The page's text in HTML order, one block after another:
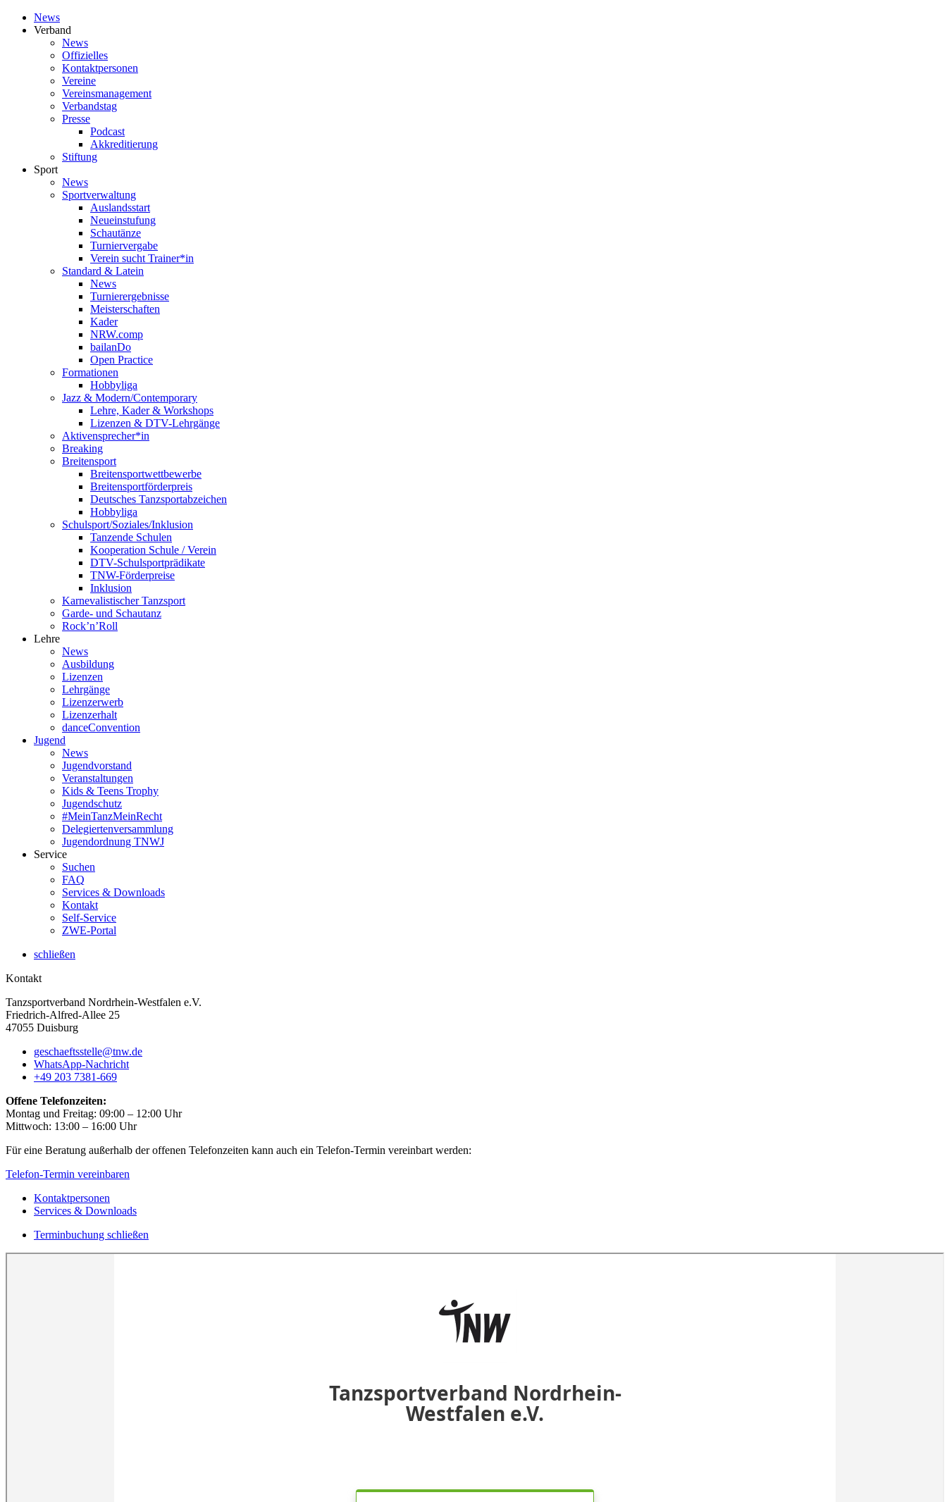
News
Verband
News
Offizielles
Kontaktpersonen
Vereine
Vereinsmanagement
Verbandstag
Presse
Podcast
Akkreditierung
Stiftung
Sport
News
Sportverwaltung
Auslandsstart
Neueinstufung
Schautänze
Turniervergabe
Verein sucht Trainer*in
Standard & Latein
News
Turnierergebnisse
Meisterschaften
Kader
NRW.comp
bailanDo
Open Practice
Formationen
Hobbyliga
Jazz & Modern/Contemporary
Lehre, Kader & Workshops
Lizenzen & DTV-Lehrgänge
Aktivensprecher*in
Breaking
Breitensport
Breitensportwettbewerbe
Breitensportförderpreis
Deutsches Tanzsportabzeichen
Hobbyliga
Schulsport/Soziales/Inklusion
Tanzende Schulen
Kooperation Schule / Verein
DTV-Schulsportprädikate
TNW-Förderpreise
Inklusion
Karnevalistischer Tanzsport
Garde- und Schautanz
Rock’n’Roll
Lehre
News
Ausbildung
Lizenzen
Lehrgänge
Lizenzerwerb
Lizenzerhalt
danceConvention
Jugend
News
Jugendvorstand
Veranstaltungen
Kids & Teens Trophy
Jugendschutz
#MeinTanzMeinRecht
Delegiertenversammlung
Jugendordnung TNWJ
Service
Suchen
FAQ
Services & Downloads
Kontakt
Self-Service
ZWE-Portal
schließen
Kontakt
Tanzsportverband Nordrhein-Westfalen e.V.
Friedrich-Alfred-Allee 25
47055 Duisburg
geschaeftsstelle@tnw.de
WhatsApp-Nachricht
+49 203 7381-669
Offene Telefonzeiten:
Montag und Freitag: 09:00 – 12:00 Uhr
Mittwoch: 13:00 – 16:00 Uhr
Für eine Beratung außerhalb der offenen Telefonzeiten kann auch ein Telefon-Termin vereinbart werden:
Telefon-Termin vereinbaren
Kontaktpersonen
Services & Downloads
Terminbuchung schließen